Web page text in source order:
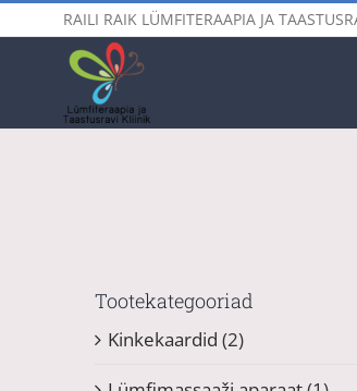
to
RAILI RAIK LÜMFITERAAPIA JA
Tootekategooriad
Kinkekaardid (2)